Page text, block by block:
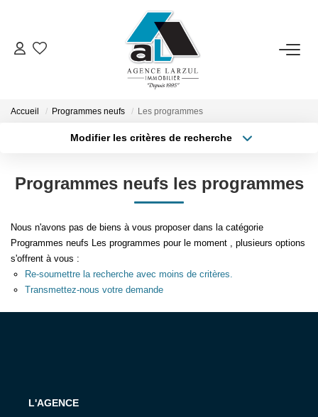
VENTES
LOCATIONS
ESTIMATION
PROMOTION
NOTRE AGENCE
Accueil Programmes neufs Les programmes
Modifier les critères de recherche
Sélectionnez...
Type de bien
Surface min
Budget max Plus de critères
Programmes neufs les programmes
Nous n'avons pas de biens à vous proposer dans la catégorie
Programmes neufs Les programmes pour le moment , plusieurs options
s'offrent à vous :
Re-soumettre la recherche avec moins de critères.
Transmettez-nous votre demande
L'AGENCE